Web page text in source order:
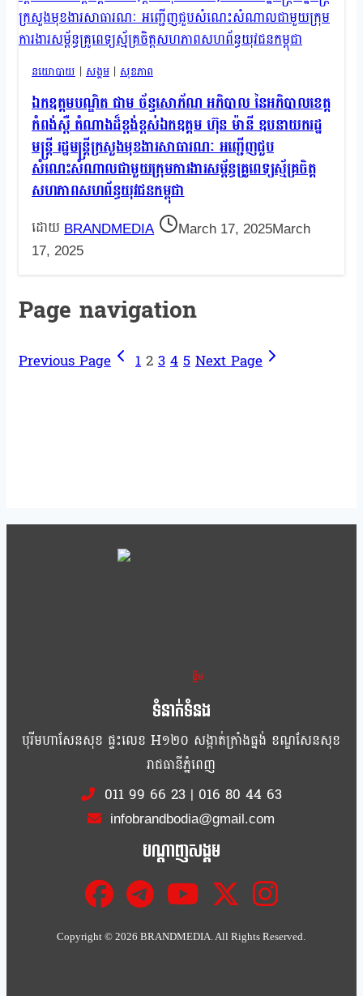
នយោបាយ | សង្គម | សុខភាព
ឯកឧត្តមបណ្ឌិត ជាម ច័ន្ទសោភ័ណ អភិបាល នៃអភិបាលខេត្ត
កំពង់ស្ពឺ តំណាងដ៏ខ្ពង់ខ្ពស់ឯកឧត្តម ហ៊ុន ម៉ានី ឧបនាយករដ្ឋ
មន្ត្រី រដ្ឋមន្ត្រីក្រសួងមុខងារសាធារណៈ អញ្ជើញជួប
សំណេះសំណាលជាមួយក្រុមការងារសម្ព័ន្ធគ្រូពេទ្យស្ម័គ្រចិត្ត
សហភាពសហព័ន្ធយុវជនកម្ពុជា
BRANDMEDIA March 17, 2025March
17, 2025
Page navigation
Previous Page 12345Next Page
ខ្លឹម ខ្លី រហ័ស
ទំនាក់ទំនង
បុរីមហាសែនសុខ ផ្ទះលេខ H១២០ សង្កាត់ក្រាំងធ្នង់ ខណ្ឌសែនសុខ
រាជធានីភ្នំពេញ
011 99 66 23| 016 80 44 63
infobrandbodia@gmail.com
បណ្ដាញសង្គម
Copyright ©2026 BRANDMEDIA. All Rights Reserved.